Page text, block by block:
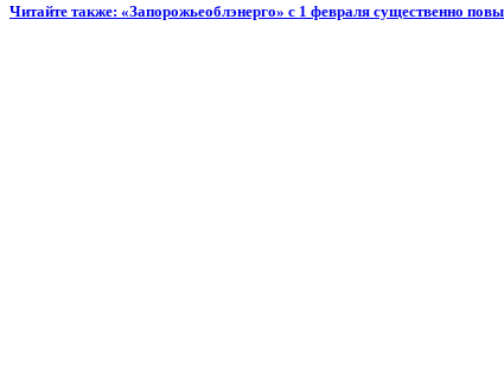
Читайте также: «Запорожьеоблэнерго» с 1 февраля существенно